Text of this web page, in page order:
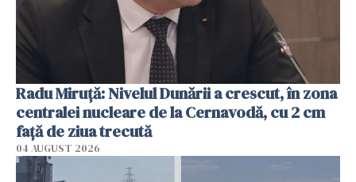
Radu Miruţă: Nivelul Dunării a crescut, în zona
centralei nucleare de la Cernavodă, cu 2 cm
faţă de ziua trecută
04 AUGUST 2026